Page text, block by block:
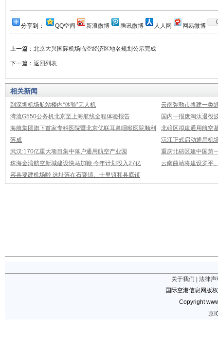
分享到： QQ空间 新浪微博 腾讯微博 人人网 网易微博
上一篇： 北京大兴国际机场临空经济区地名规划公示完成
下一篇： 返回列表
相关新闻
到深圳机场航站楼内“体验”无人机
云南弥勒市将建一类
湾流G550公务机北京至上海航线全程体验报告
国内一报废淘汰退役
海航集团旗下首家专科医院暨北京优联耳鼻咽喉医院顺利
落成
北碚区拟建通用航空
沅江正式启动通用机
武汉:170亿重大项目集中落户通用航空产业园
重庆北碚区建中国第
珠海金湾航空新城建设快马加鞭 今年计划投入27亿
云南曲靖将建设罗平
容县要建机场啦 选址落在石寨镇、十里镇和县底镇
关于我们
法律声
国际空港信息网版
Copyright
京